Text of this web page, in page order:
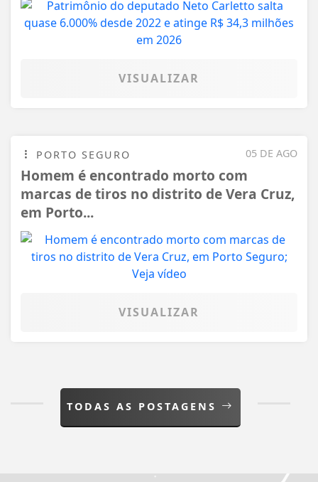
VISUALIZAR
05 DE AGO
PORTO SEGURO
Homem é encontrado morto com
marcas de tiros no distrito de Vera Cruz,
em Porto...
VISUALIZAR
TODAS AS POSTAGENS